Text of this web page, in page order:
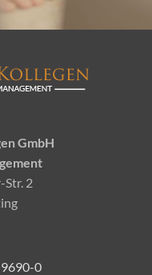
GmbH
Str. 2
0